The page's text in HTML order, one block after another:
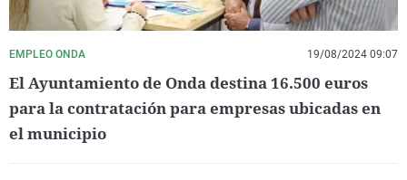
EMPLEO ONDA 19/08/2024 09:07
El Ayuntamiento de Onda destina 16.500 euros
para la contratación para empresas ubicadas en
el municipio